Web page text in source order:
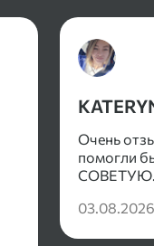
Очень
помогли
03.08.2026